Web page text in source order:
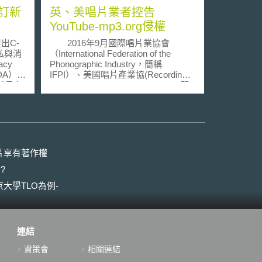
新
C-
與消
）。
人
整
目前
段。
動化
有必
之隱
及
and
英、美唱片業者控告
YouTube-mp3.org侵權
2016年9月國際唱片業協會
（International Federation of the
Phonographic Industry，簡稱
IFPI）、美國唱片產業協(Recording
Industry Association of America，簡
稱RIAA)及英國唱片產業協會(British
成可供下載的音樂檔案，使用者只需
在該網站(YouTube-mp3.org)複製貼上
其轉為MP3檔案下載使用。RIAA表示
酬給音樂家或著作權權利持有人，因
此控告YouTube-mp3. org及該站負責
享有著作權
大學TLO為例-
連結
資策會 相關連結